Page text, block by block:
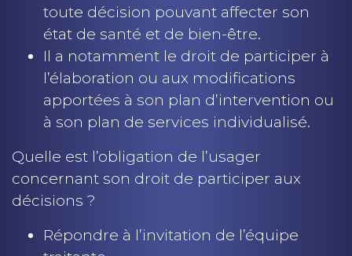
toute décision pouvant affecter son
état de santé et de bien-être.
Il a notamment le droit de participer à
l’élaboration ou aux modifications
apportées à son plan d’intervention ou
à son plan de services individualisé.
Quelle est l’obligation de l’usager
concernant son droit de participer aux
décisions ?
Répondre à l’invitation de l’équipe